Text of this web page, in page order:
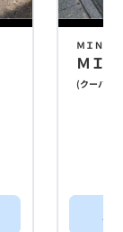
ＭＩＮＩ
ＭＩ
(クーパー
ス